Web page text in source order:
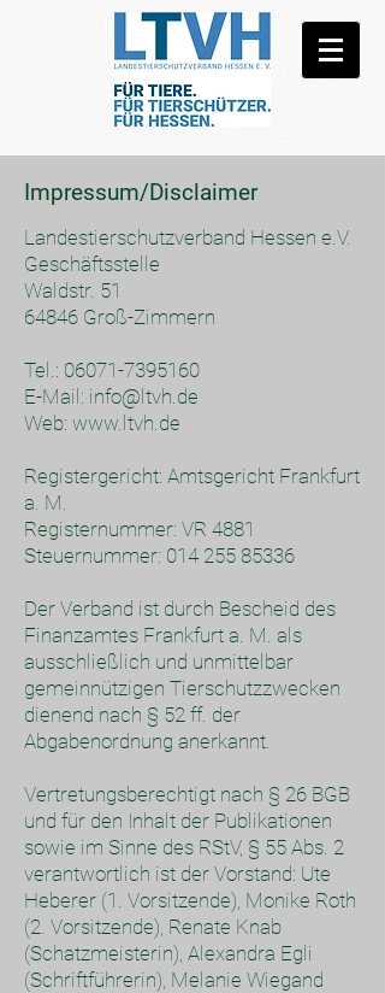
Impressum/Disclaimer
Landestierschutzverband Hessen e.V.
Geschäftsstelle
Waldstr. 51
64846 Groß-Zimmern
Tel.: 06071-7395160
E-Mail: info@ltvh.de
Web: www.ltvh.de
Registergericht: Amtsgericht Frankfurt
a. M.
Registernummer: VR 4881
Steuernummer: 014 255 85336
Der Verband ist durch Bescheid des
Finanzamtes Frankfurt a. M. als
ausschließlich und unmittelbar
gemeinnützigen Tierschutzzwecken
dienend nach § 52 ff. der
Abgabenordnung anerkannt.
Vertretungsberechtigt nach § 26 BGB
und für den Inhalt der Publikationen
sowie im Sinne des RStV, § 55 Abs. 2
verantwortlich ist der Vorstand: Ute
Heberer (1. Vorsitzende), Monike Roth
(2. Vorsitzende), Renate Knab
(Schatzmeisterin), Alexandra Egli
(Schriftführerin), Melanie Wiegand